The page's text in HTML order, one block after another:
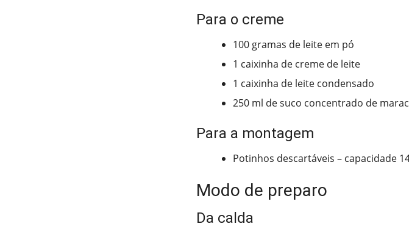
Para o creme
100 gramas de leite em pó
1 caixinha de creme de leite
1 caixinha de leite condensado
250 ml de suco concentrado de
Para a montagem
Potinhos descartáveis – capacidade
Modo de preparo
Da calda